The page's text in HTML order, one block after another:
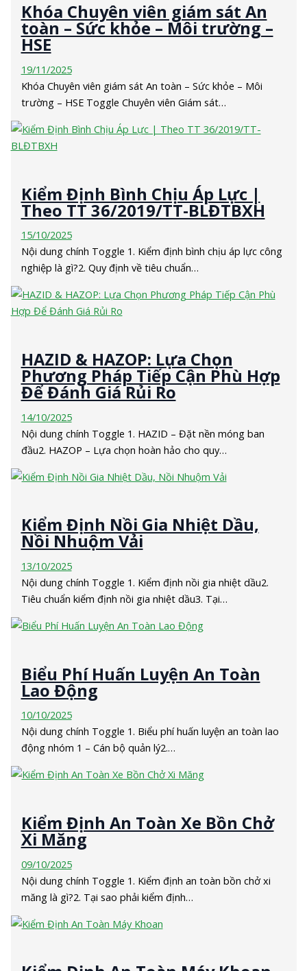
Khóa Chuyên viên giám sát An
toàn – Sức khỏe – Môi trường –
HSE
19/11/2025
Khóa Chuyên viên giám sát An toàn – Sức khỏe – Môi
trường – HSE Toggle Chuyên viên Giám sát…
Kiểm Định Bình Chịu Áp Lực |
Theo TT 36/2019/TT-BLĐTBXH
15/10/2025
Nội dung chính Toggle 1. Kiểm định bình chịu áp lực công
nghiệp là gì?2. Quy định về tiêu chuẩn…
HAZID & HAZOP: Lựa Chọn
Phương Pháp Tiếp Cận Phù Hợp
Để Đánh Giá Rủi Ro
14/10/2025
Nội dung chính Toggle 1. HAZID – Đặt nền móng ban
đầu2. HAZOP – Lựa chọn hoàn hảo cho quy…
Kiểm Định Nồi Gia Nhiệt Dầu,
Nồi Nhuộm Vải
13/10/2025
Nội dung chính Toggle 1. Kiểm định nồi gia nhiệt dầu2.
Tiêu chuẩn kiểm định nồi gia nhiệt dầu3. Tại…
Biểu Phí Huấn Luyện An Toàn
Lao Động
10/10/2025
Nội dung chính Toggle 1. Biểu phí huấn luyện an toàn lao
động nhóm 1 – Cán bộ quản lý2.…
Kiểm Định An Toàn Xe Bồn Chở
Xi Măng
09/10/2025
Nội dung chính Toggle 1. Kiểm định an toàn bồn chở xi
măng là gì?2. Tại sao phải kiểm định…